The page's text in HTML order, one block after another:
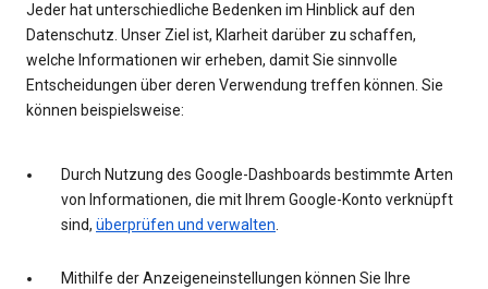
Jeder hat unterschiedliche Bedenken im Hinblick auf den
Datenschutz. Unser Ziel ist, Klarheit darüber zu schaffen,
welche Informationen wir erheben, damit Sie sinnvolle
Entscheidungen über deren Verwendung treffen können. Sie
können beispielsweise:
Durch Nutzung des Google-Dashboards bestimmte Arten
von Informationen, die mit Ihrem Google-Konto verknüpft
sind, überprüfen und verwalten.
Mithilfe der Anzeigeneinstellungen können Sie Ihre